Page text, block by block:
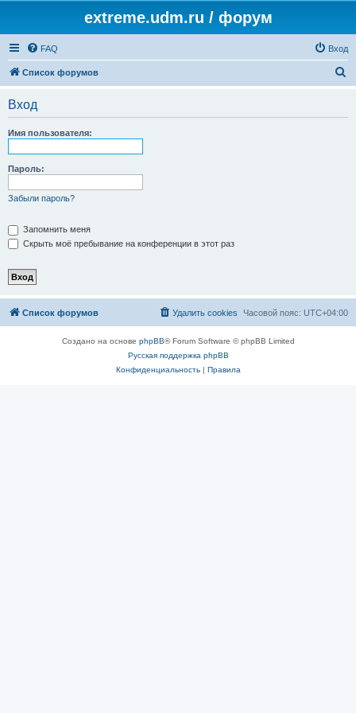
extreme.udm.ru / форум
FAQ Вход
Список форумов
Вход
Имя пользователя:
Пароль:
Забыли пароль?
Запомнить меня
Скрыть моё пребывание на конференции в этот раз
Список форумов Часовой пояс: UTC+04:00
Удалить cookies
Создано на основе phpBB® Forum Software © phpBB Limited
Русская поддержка phpBB
Конфиденциальность| Правила